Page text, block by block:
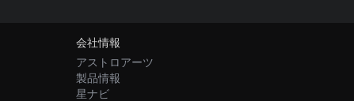
会社情報
アストロアーツ
製品情報
星ナビ